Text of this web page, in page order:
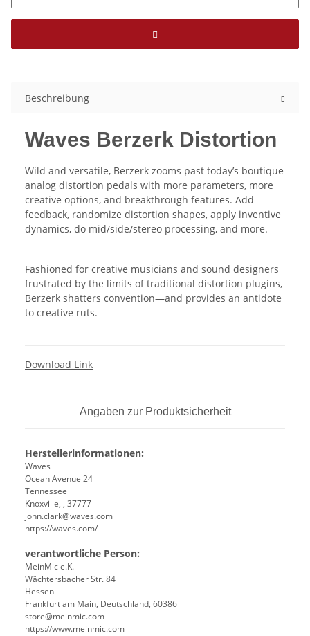
Beschreibung
Waves Berzerk Distortion
Wild and versatile, Berzerk zooms past today’s boutique
analog distortion pedals with more parameters, more
creative options, and breakthrough features. Add
feedback, randomize distortion shapes, apply inventive
dynamics, do mid/side/stereo processing, and more.
Fashioned for creative musicians and sound designers
frustrated by the limits of traditional distortion plugins,
Berzerk shatters convention—and provides an antidote
to creative ruts.
Download Link
Angaben zur Produktsicherheit
Herstellerinformationen:
Waves
Ocean Avenue 24
Tennessee
Knoxville, , 37777
john.clark@waves.com
https://waves.com/
verantwortliche Person:
MeinMic e.K.
Wächtersbacher Str. 84
Hessen
Frankfurt am Main, Deutschland, 60386
store@meinmic.com
https://www.meinmic.com